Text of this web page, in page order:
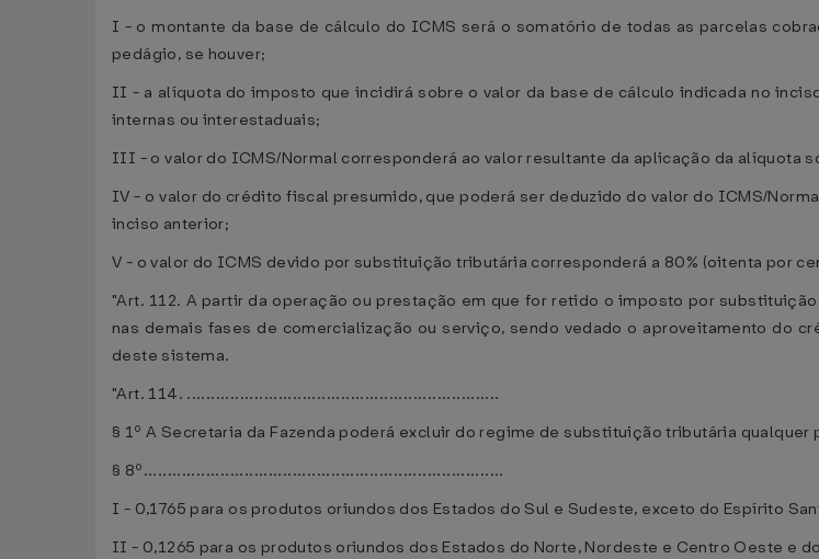
I - o montante da base de cálculo do ICMS será o somatório de todas as parcelas
pedágio, se houver;
II - a alíquota do imposto que incidirá sobre o valor da base de cálculo indicada no
internas ou interestaduais;
III - o valor do ICMS/Normal corresponderá ao valor resultante da aplicação da alíquota
IV - o valor do crédito fiscal presumido, que poderá ser deduzido do valor do ICMS/
inciso anterior;
V - o valor do ICMS devido por substituição tributária corresponderá a 80% (oitenta por
"Art. 112. A partir da operação ou prestação em que for retido o imposto por
nas demais fases de comercialização ou serviço, sendo vedado o aproveitamento do
deste sistema.
"Art. 114. .................................................................
§ 1º A Secretaria da Fazenda poderá excluir do regime de substituição tributária
§ 8º...........................................................................
I - 0,1765 para os produtos oriundos dos Estados do Sul e Sudeste, exceto do Espírito
II - 0,1265 para os produtos oriundos dos Estados do Norte, Nordeste e Centro Oeste e